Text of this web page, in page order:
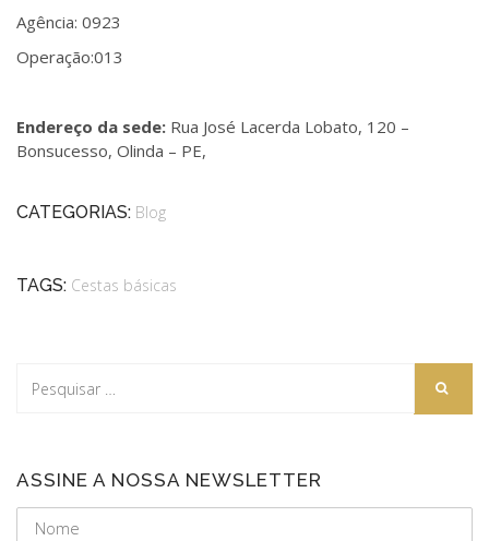
Agência: 0923
Operação:013
Endereço da sede: Rua José Lacerda Lobato, 120 –
Bonsucesso, Olinda – PE,
CATEGORIAS: Blog
TAGS: Cestas básicas
ASSINE A NOSSA NEWSLETTER